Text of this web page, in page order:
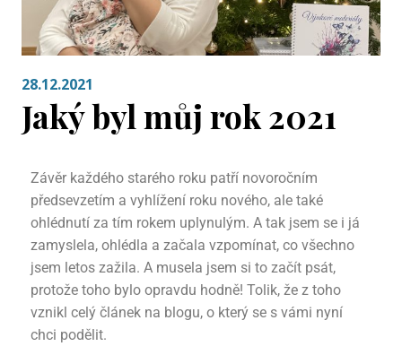
28.12.2021
Jaký byl můj rok 2021
Závěr každého starého roku patří novoročním
předsevzetím a vyhlížení roku nového, ale také
ohlédnutí za tím rokem uplynulým. A tak jsem se i já
zamyslela, ohlédla a začala vzpomínat, co všechno
jsem letos zažila. A musela jsem si to začít psát,
protože toho bylo opravdu hodně! Tolik, že z toho
vznikl celý článek na blogu, o který se s vámi nyní
chci podělit.